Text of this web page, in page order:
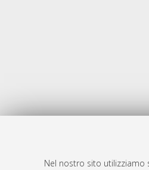
Nel nostro sito utilizziamo